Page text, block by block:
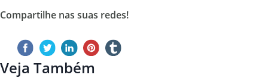
Compartilhe nas suas redes!
Veja Também